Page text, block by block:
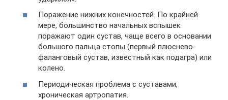
Поражение нижних конечностей. По крайней
мере, большинство начальных вспышек
поражают один сустав, чаще всего в основании
большого пальца стопы (первый плюснево-
фаланговый сустав, известный как подагра) или
колено.
Периодическая проблема с суставами,
хроническая артропатия.